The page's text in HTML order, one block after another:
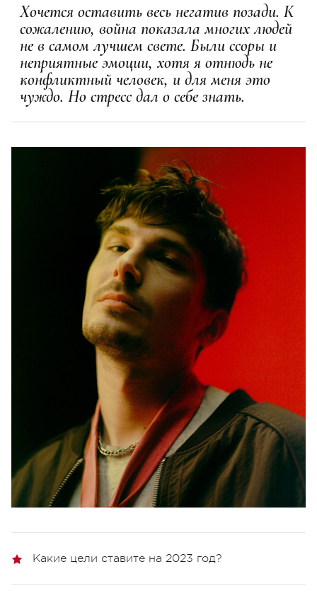
Хочется оставить весь негатив позади. К
сожалению, война показала многих людей
не в самом лучшем свете. Были ссоры и
неприятные эмоции, хотя я отнюдь не
конфликтный человек, и для меня это
чуждо. Но стресс дал о себе знать.
Какие цели ставите на 2023 год?